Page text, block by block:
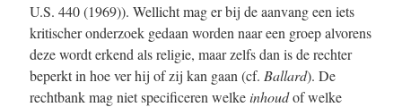
U.S. 440 (1969)). Wellicht mag er bij de aanvang een iets
kritischer onderzoek gedaan worden naar een groep alvorens
deze wordt erkend als religie, maar zelfs dan is de rechter
beperkt in hoe ver hij of zij kan gaan (cf. Ballard). De
rechtbank mag niet specificeren welkeinhoudof welke